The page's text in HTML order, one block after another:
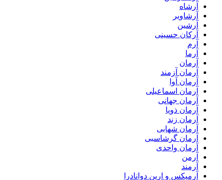
آرشاه
آرشاویر
آرشین
آرکان حسینی
آرم
آرما
آرمان
آرمان آزمند
آرمان آوا
آرمان اسماعیلی
آرمان جهانی
آرمان ذویا
آرمان زند
آرمان شهابی
آرمان گرشاسبی
آرمان واحدی
آرمن
آرمند
آرمیکس و ارین دوانادرا